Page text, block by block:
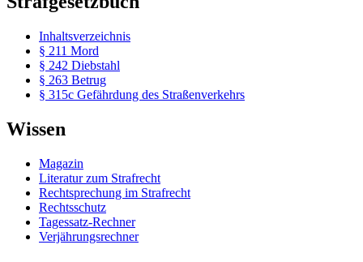
Inhaltsverzeichnis
§ 211 Mord
§ 242 Diebstahl
§ 263 Betrug
§ 315c Gefährdung des Straßenverkehrs
Wissen
Magazin
Literatur zum Strafrecht
Rechtsprechung im Strafrecht
Rechtsschutz
Tagessatz-Rechner
Verjährungsrechner